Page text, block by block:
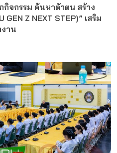
กิจกรรม ค้นหาตัวตน สร้าง
Z NEXT STEP)” เสริม
าน